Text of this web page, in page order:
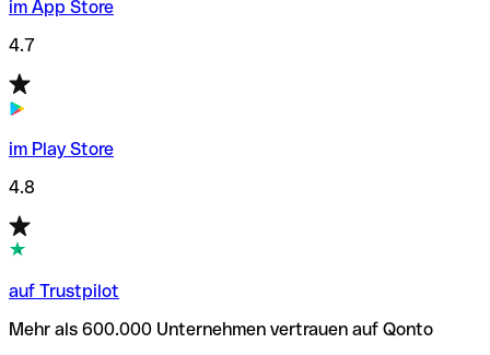
im App Store
4.7
im Play Store
4.8
auf Trustpilot
Mehr als 600.000 Unternehmen vertrauen auf Qonto